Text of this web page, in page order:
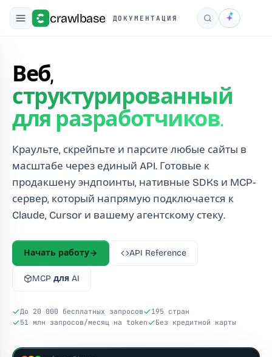
crawlbase ДОКУМЕНТАЦИЯ Поиск
Документация для
Веб,
структурированный
для разработчиков.
Краульте, скрейпьте и парсите любые сайты в
масштабе через единый API. Готовые к
продакшену эндпоинты, нативные SDKs и MCP-
сервер, который напрямую подключается к
Claude, Cursor и вашему агентскому стеку.
Начать работу API Reference
MCP для AI
До 20 000 бесплатных запросов
195 стран
51 млн запросов/месяц на token
Без кредитной карты